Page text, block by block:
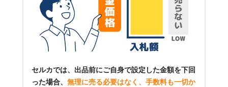
セルカでは、出品前にご自身で設定した金額を下回
った場合、 無理に売る必要はなく、手数料も一切か